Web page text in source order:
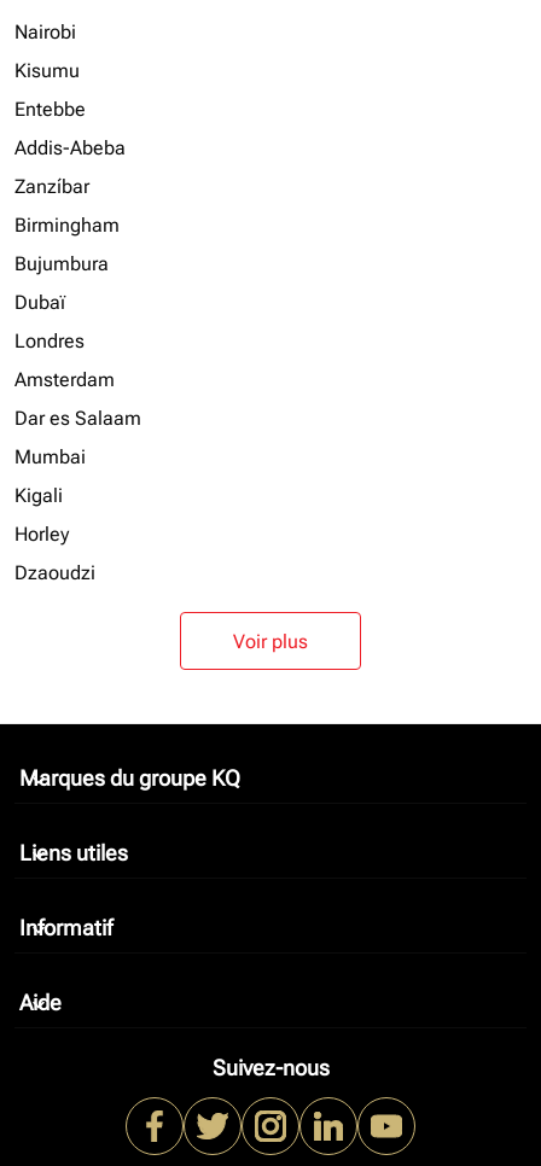
Nairobi
Kisumu
Entebbe
Addis-Abeba
Zanzíbar
Birmingham
Bujumbura
Dubaï
Londres
Amsterdam
Dar es Salaam
Mumbai
Kigali
Horley
Dzaoudzi
Voir plus
Marques du groupe KQ
keyboard_arrow_down
Liens utiles
keyboard_arrow_down
Informatif
keyboard_arrow_down
Aide
keyboard_arrow_down
Suivez-nous